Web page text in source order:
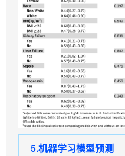
5.机器学习模型预测